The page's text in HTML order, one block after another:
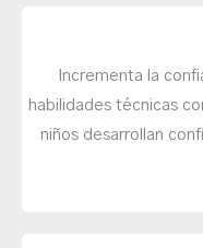
Incrementa la
habilidades técnicas
niños desarrollan